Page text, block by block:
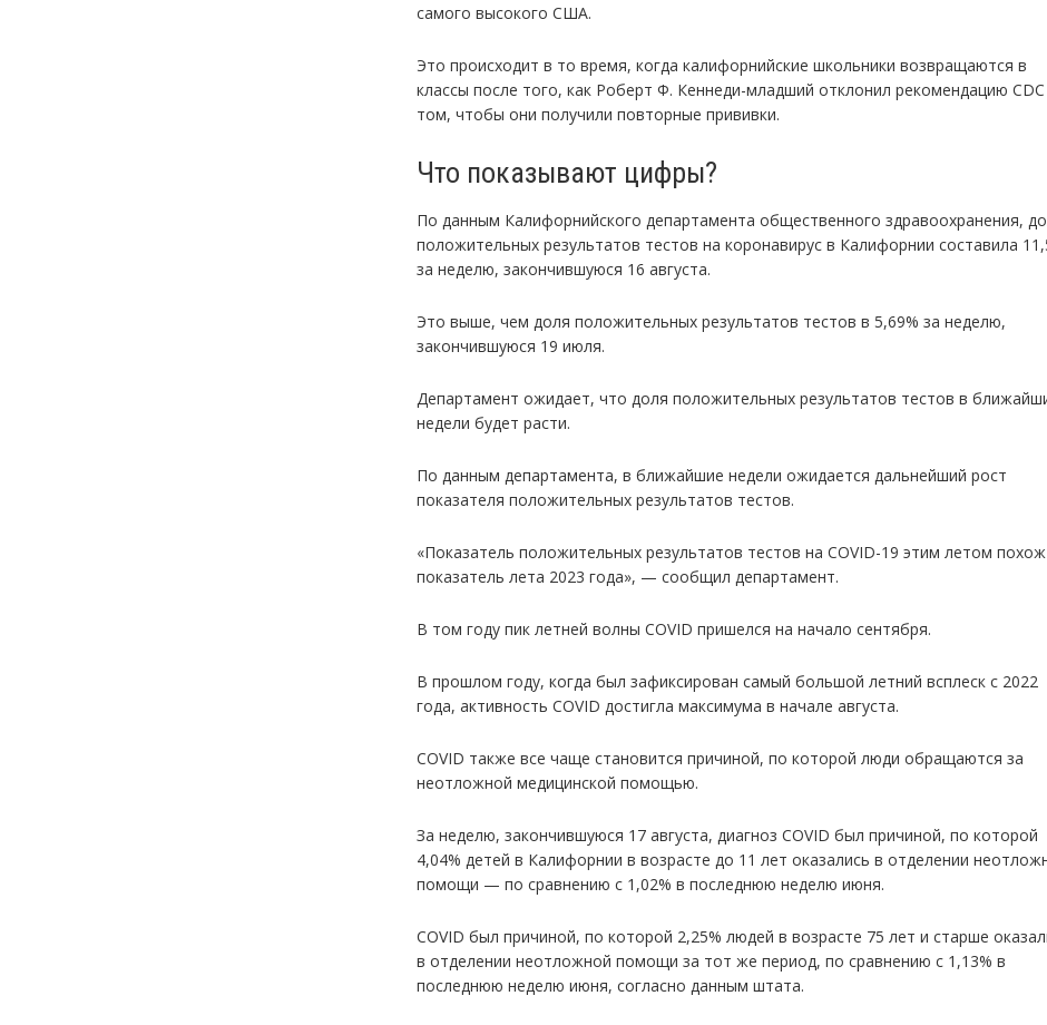
самого высокого США.
Это происходит в то время, когда калифорнийские школьники возвращаются в
классы после того, как Роберт Ф. Кеннеди-младший отклонил рекомендацию
том, чтобы они получили повторные прививки.
Что показывают цифры?
По данным Калифорнийского департамента общественного здравоохранения,
положительных результатов тестов на коронавирус в Калифорнии составила
за неделю, закончившуюся 16 августа.
Это выше, чем доля положительных результатов тестов в 5,69% за неделю,
закончившуюся 19 июля.
Департамент ожидает, что доля положительных результатов тестов в
недели будет расти.
По данным департамента, в ближайшие недели ожидается дальнейший рост
показателя положительных результатов тестов.
«Показатель положительных результатов тестов на COVID-19 этим летом
показатель лета 2023 года», — сообщил департамент.
В том году пик летней волны COVID пришелся на начало сентября.
В прошлом году, когда был зафиксирован самый большой летний всплеск с 2022
года, активность COVID достигла максимума в начале августа.
COVID также все чаще становится причиной, по которой люди обращаются за
неотложной медицинской помощью.
За неделю, закончившуюся 17 августа, диагноз COVID был причиной, по которой
4,04% детей в Калифорнии в возрасте до 11 лет оказались в отделении
помощи — по сравнению с 1,02% в последнюю неделю июня.
COVID был причиной, по которой 2,25% людей в возрасте 75 лет и старше
в отделении неотложной помощи за тот же период, по сравнению с 1,13% в
последнюю неделю июня, согласно данным штата.